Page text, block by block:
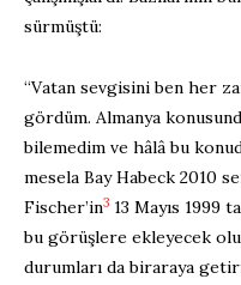
sürmüştü:
“Vatan sevgisini ben her
gördüm. Almanya
bilemedim ve hâlâ bu
mesela Bay Habeck 2010
Fischer’in3 13 Mayıs 1999
bu görüşlere ekleyecek
durumları da biraraya